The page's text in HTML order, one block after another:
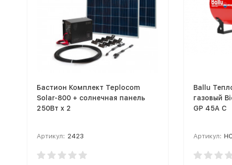
Бастион Комплект Teplocom
Solar-800 + солнечная панель
250Вт х 2
Артикул: 2423
Ballu
газовый
GP 45А C
Артикул: